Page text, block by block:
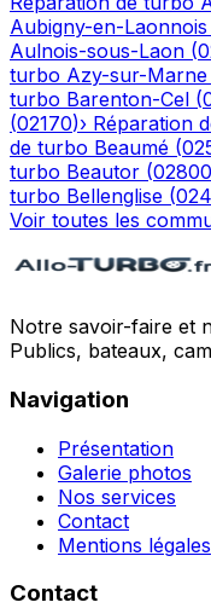
Aubigny-en-Laonnois
Aulnois-sous-Laon (
turbo Azy-sur-Marne
turbo Barenton-Cel (
(02170)› Réparation
de turbo Beaumé (
turbo Beautor (02800
turbo Bellenglise (
Voir toutes les
Notre savoir-faire et
Publics, bateaux,
Navigation
Présentation
Galerie photos
Nos services
Contact
Mentions légales
Contact